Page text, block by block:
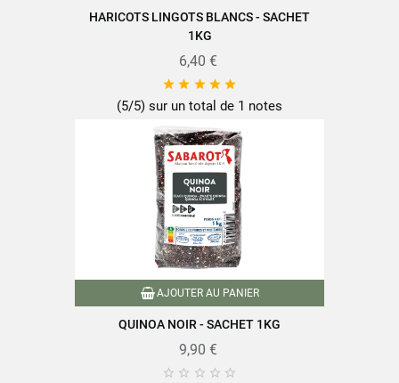
HARICOTS LINGOTS BLANCS - SACHET
1KG
6,40 €
    
(5/5) sur un total de 1 notes
AJOUTER AU PANIER
QUINOA NOIR - SACHET 1KG
9,90 €
    